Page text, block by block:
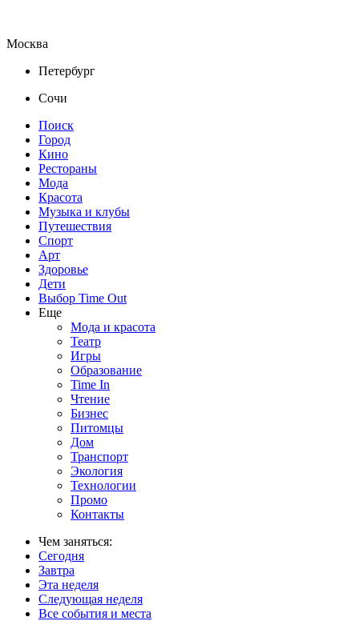
Москва
Петербург
Сочи
Поиск
Город
Кино
Рестораны
Мода
Красота
Музыка и клубы
Путешествия
Спорт
Арт
Здоровье
Дети
Выбор Time Out
Еще
Мода и красота
Театр
Игры
Образование
Time In
Чтение
Бизнес
Питомцы
Дом
Транспорт
Экология
Технологии
Промо
Контакты
Чем заняться:
Сегодня
Завтра
Эта неделя
Следующая неделя
Все события и места